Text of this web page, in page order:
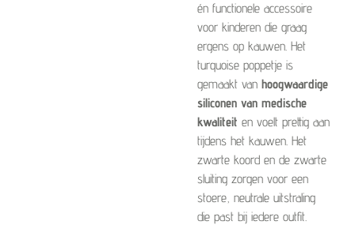
én functionele accessoire
voor kinderen die graag
ergens op kauwen. Het
turquoise poppetje is
gemaakt van hoogwaardige
siliconen van medische
kwaliteit en voelt prettig aan
tijdens het kauwen. Het
zwarte koord en de zwarte
sluiting zorgen voor een
stoere, neutrale uitstraling
die past bij iedere outfit.